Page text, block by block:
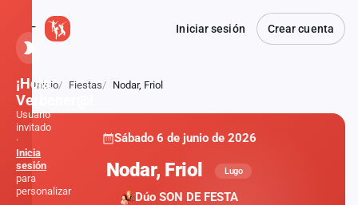
Iniciar sesión Crear cuenta
Atrás
Inicio Fiestas Nodar, Friol
Sábado 6 de junio de 2026
Nodar, Friol Lugo
Dúo SON DE FESTA
¡Hola,
Verbener@!
Usuario
invitado
·
Inicia
sesión
para
personalizar